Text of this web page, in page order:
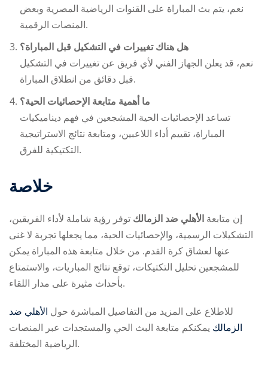
نعم، يتم بث المباراة على القنوات الرياضية المصرية وبعض
المنصات الرقمية.
هل هناك تغييرات في التشكيل قبل المباراة؟
نعم، قد يعلن الجهاز الفني لأي فريق عن تغييرات في التشكيل
قبل دقائق من انطلاق المباراة.
ما أهمية متابعة الإحصائيات الحية؟
تساعد الإحصائيات الحية المشجعين في فهم ديناميكيات
المباراة، تقييم أداء اللاعبين، ومتابعة نتائج الاستراتيجية
التكتيكية للفرق.
خلاصة
إن متابعة الأهلي ضد الزمالك توفر رؤية شاملة لأداء الفريقين،
التشكيلات الرسمية، والإحصائيات الحية، مما يجعلها تجربة لا غنى
عنها لعشاق كرة القدم. من خلال متابعة هذه المباراة يمكن
للمشجعين تحليل التكتيكات، توقع نتائج المباريات، والاستمتاع
بأحداث مثيرة على مدار اللقاء.
للاطلاع على المزيد من التفاصيل المباشرة حول الأهلي ضد
الزمالك يمكنكم متابعة البث الحي والمستجدات عبر المنصات
الرياضية المختلفة.